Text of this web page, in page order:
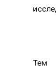
Тем